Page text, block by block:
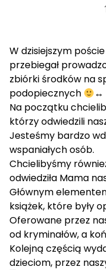
W dzisiejszym
przebiegał
zbiórki środków na
podopiecznych
↔️
Na początku
którzy odwiedzili
Jesteśmy bardzo
wspaniałych osób.
Chcielibyśmy
odwiedziła Mama
Głównym
książek, które były
Oferowane przez
od kryminałów, a
Kolejną częścią
dzieciom, przez